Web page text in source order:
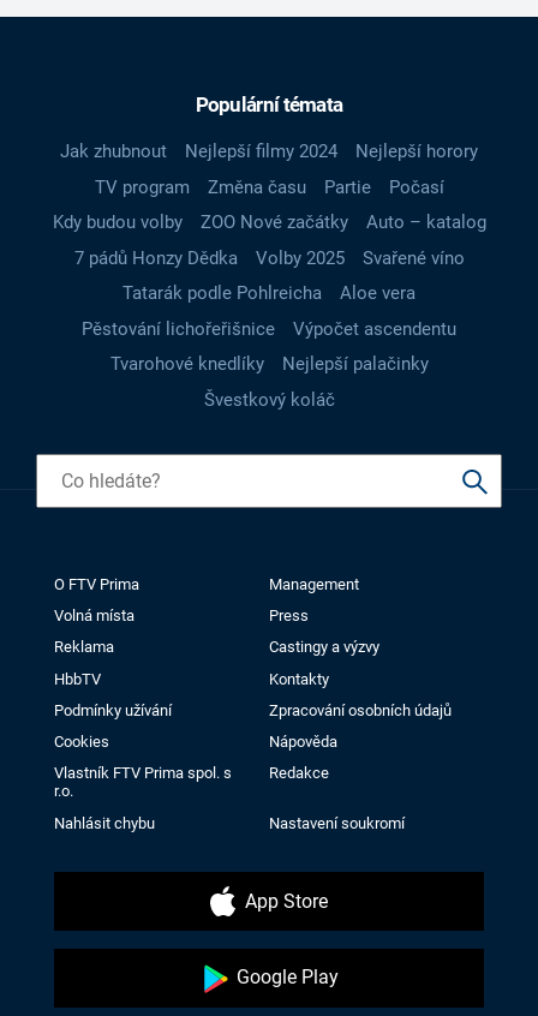
Populární témata
Jak zhubnout Nejlepší filmy 2024
Nejlepší horory
TV program
Změna času Partie
Počasí
Kdy budou volby
ZOO Nové začátky
Auto – katalog
7 pádů Honzy Dědka
Volby 2025
Svařené víno
Tatarák podle Pohlreicha
Aloe vera
Pěstování lichořeřišnice
Výpočet ascendentu
Tvarohové knedlíky
Nejlepší palačinky
Švestkový koláč
O FTV Prima
Management
Volná místa
Press
Reklama
Castingy a výzvy
HbbTV
Kontakty
Podmínky užívání
Zpracování osobních údajů
Cookies
Nápověda
Vlastník FTV Prima spol. s
r.o.
Redakce
Nahlásit chybu Nastavení soukromí
App Store
Google Play